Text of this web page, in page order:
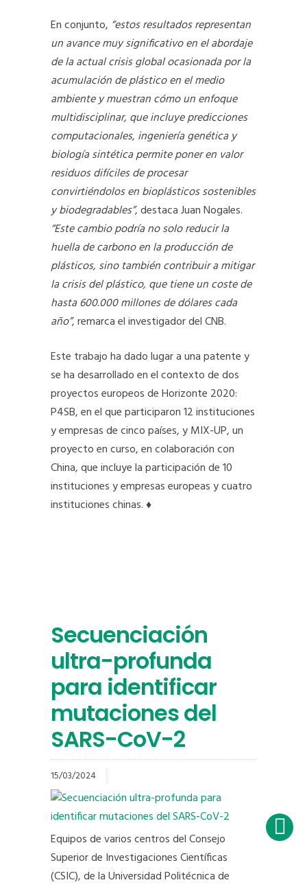
En conjunto, “estos resultados representan
un avance muy significativo en el abordaje
de la actual crisis global ocasionada por la
acumulación de plástico en el medio
ambiente y muestran cómo un enfoque
multidisciplinar, que incluye predicciones
computacionales, ingeniería genética y
biología sintética permite poner en valor
residuos difíciles de procesar
convirtiéndolos en bioplásticos sostenibles
y biodegradables”, destaca Juan Nogales.
“Este cambio podría no solo reducir la
huella de carbono en la producción de
plásticos, sino también contribuir a mitigar
la crisis del plástico, que tiene un coste de
hasta 600.000 millones de dólares cada
año”, remarca el investigador del CNB.
Este trabajo ha dado lugar a una patente y
se ha desarrollado en el contexto de dos
proyectos europeos de Horizonte 2020:
P4SB, en el que participaron 12 instituciones
y empresas de cinco países, y MIX-UP, un
proyecto en curso, en colaboración con
China, que incluye la participación de 10
instituciones y empresas europeas y cuatro
instituciones chinas. ♦
Secuenciación
ultra-profunda
para identificar
mutaciones del
SARS-CoV-2
15/03/2024
Equipos de varios centros del Consejo
Superior de Investigaciones Científicas
(CSIC), de la Universidad Politécnica de